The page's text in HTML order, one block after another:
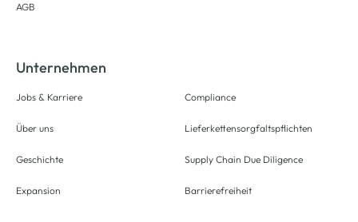
AGB
Unternehmen
Jobs & Karriere
Über uns
Geschichte
Expansion
Compliance
Lieferkettensorgfaltspflichten
Supply Chain Due Diligence
Barrierefreiheit